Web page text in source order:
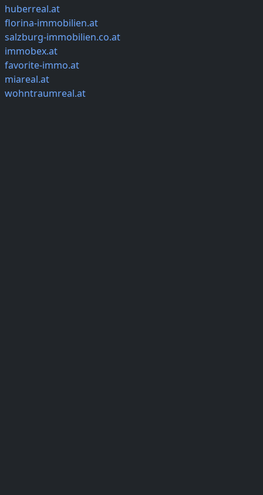
huberreal.at
florina-immobilien.at
salzburg-immobilien.co.at
immobex.at
favorite-immo.at
miareal.at
wohntraumreal.at